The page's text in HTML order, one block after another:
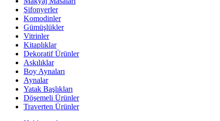
Şifonyerler
Komodinler
Gümüşlükler
Vitrinler
Kitaplıklar
Dekoratif Ürünler
Askılıklar
Boy Aynaları
Aynalar
Yatak Başlıkları
Döşemeli Ürünler
Traverten Ürünler